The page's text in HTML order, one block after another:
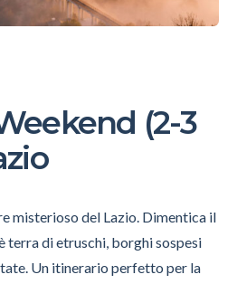
(2-3
misterioso del Lazio. Dimentica il
terra di etruschi, borghi sospesi
Un itinerario perfetto per la